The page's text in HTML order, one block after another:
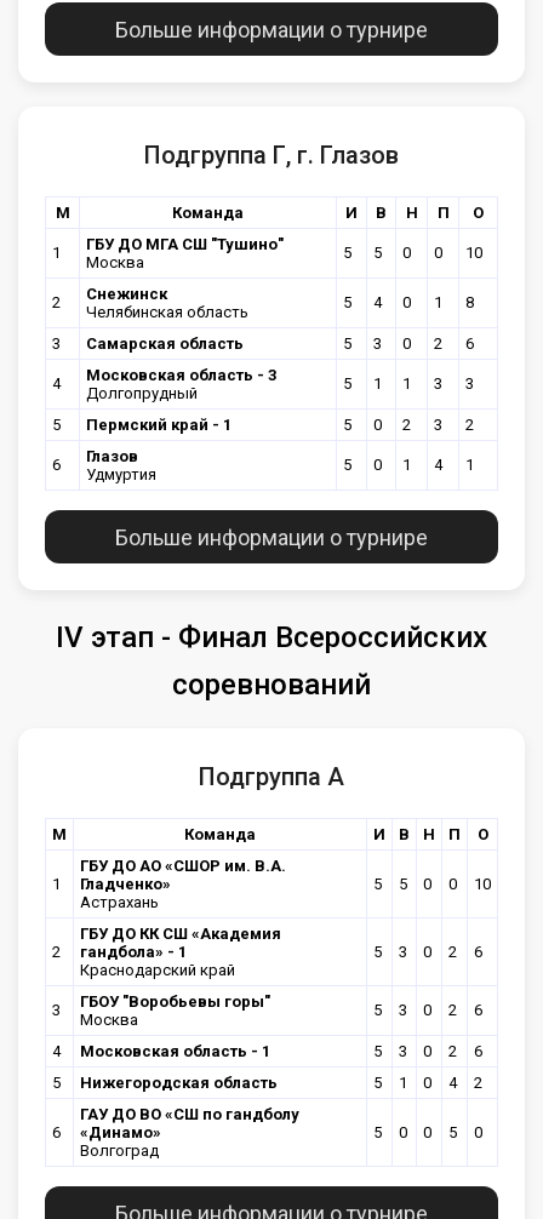
Больше информации о турнире
Подгруппа Г, г. Глазов
М Команда И В Н П О
1
ГБУ ДО МГА СШ "Тушино"
Москва
5 5 0 0 10
2
Снежинск
Челябинская область
5 4 0 1 8
3 Самарская область 5 3 0 2 6
4
Московская область - 3
Долгопрудный
5 1 1 3 3
5 Пермский край - 1 5 0 2 3 2
6
Глазов
Удмуртия
5 0 1 4 1
Больше информации о турнире
IV этап - Финал Всероссийских
соревнований
Подгруппа А
М Команда И В Н П О
1
ГБУ ДО АО «СШОР им. В.А.
Гладченко»
Астрахань
5 5 0 0 10
2
ГБУ ДО КК СШ «Академия
гандбола» - 1
Краснодарский край
5 3 0 2 6
3
ГБОУ "Воробьевы горы"
Москва
5 3 0 2 6
4 Московская область - 1 5 3 0 2
6
5
Нижегородская область 5 1 0 4 2
6
ГАУ ДО ВО «СШ по гандболу
«Динамо»
Волгоград
5 0 0 5 0
Больше информации о турнире